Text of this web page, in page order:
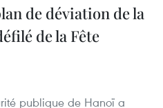
de déviation de la
de la Fête
publique de Hanoï a